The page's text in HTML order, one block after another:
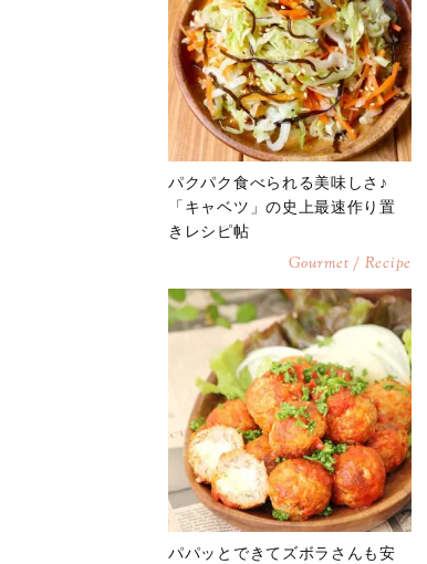
パクパク食べられる美味しさ♪
「キャベツ」の史上最速作り置
きレシピ帖
Gourmet / Recipe
パパッとできてズボラさんも安